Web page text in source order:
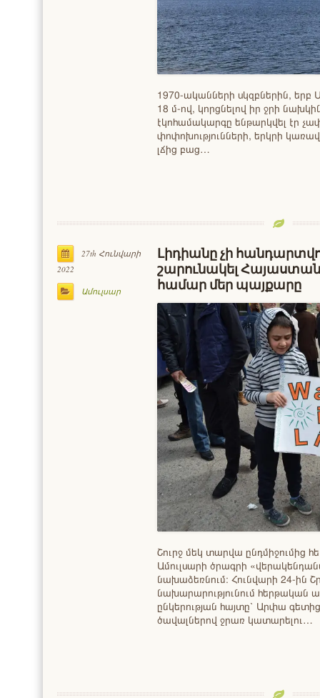
1970-ականների սկզբներին,
18 մ-ով, կորցնելով իր ջրի
էկոհամակարգը ենթարկվել էր
փոփոխությունների, երկրի
լճից բաց…
27th Հունվարի
2022
Ամուլսար
Լիդիանը չի
շարունակել
համար մեր պայքարը
Շուրջ մեկ տարվա ընդմիջումից
Ամուլսարի ծրագրի
նախաձեռնում։ Հունվարի 24-ին
նախարարությունում հերթական
ընկերության հայտը՝ Արփա
ծավալներով ջրառ կատարելու…